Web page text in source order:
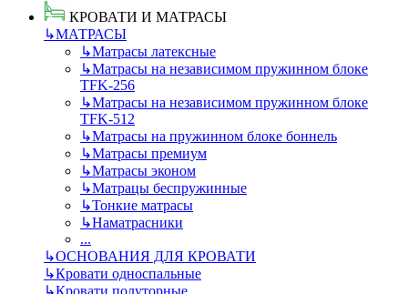
КРОВАТИ И МАТРАСЫ
↳МАТРАСЫ
↳Матрасы латексные
↳Матрасы на независимом пружинном блоке
TFK-256
↳Матрасы на независимом пружинном блоке
TFK-512
↳Матрасы на пружинном блоке боннель
↳Матрасы премиум
↳Матрасы эконом
↳Матрацы беспружинные
↳Тонкие матрасы
↳Наматрасники
...
↳ОСНОВАНИЯ ДЛЯ КРОВАТИ
↳Кровати односпальные
↳Кровати полуторные